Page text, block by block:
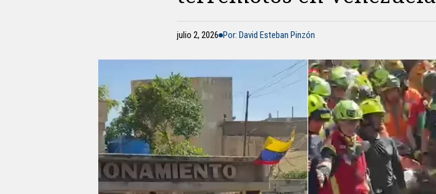
julio 2, 2026 Por: David Esteban Pinzón